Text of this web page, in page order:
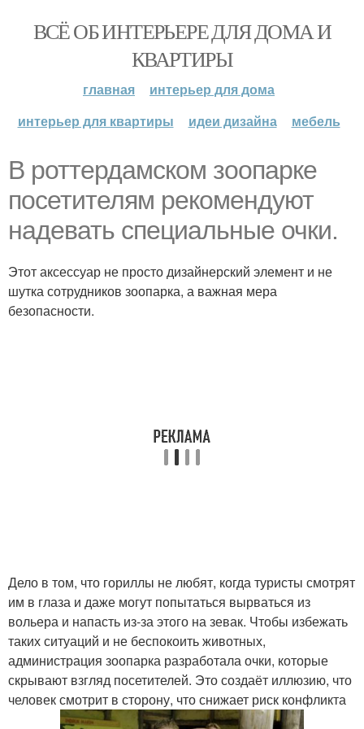
ВСЁ ОБ ИНТЕРЬЕРЕ ДЛЯ ДОМА И
КВАРТИРЫ
главная
интерьер для дома
интерьер для квартиры
идеи дизайна мебель
В роттердамском зоопарке
посетителям рекомендуют
надевать специальные очки.
Этот аксессуар не просто дизайнерский элемент и не
шутка сотрудников зоопарка, а важная мера
безопасности.
Дело в том, что гориллы не любят, когда туристы смотрят
им в глаза и даже могут попытаться вырваться из
вольера и напасть из-за этого на зевак. Чтобы избежать
таких ситуаций и не беспокоить животных,
администрация зоопарка разработала очки, которые
скрывают взгляд посетителей. Это создаёт иллюзию, что
человек смотрит в сторону, что снижает риск конфликта